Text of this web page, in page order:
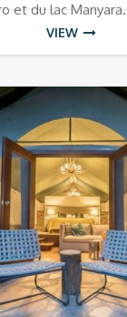
et du lac Manyara.
VIEW